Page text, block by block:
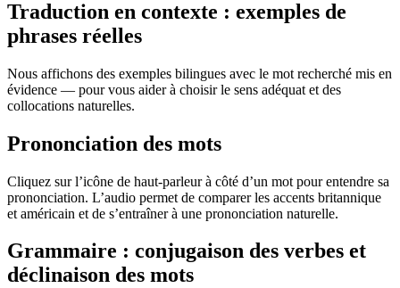
Traduction en contexte : exemples de
phrases réelles
Nous affichons des exemples bilingues avec le mot recherché mis en
évidence — pour vous aider à choisir le sens adéquat et des
collocations naturelles.
Prononciation des mots
Cliquez sur l’icône de haut-parleur à côté d’un mot pour entendre sa
prononciation. L’audio permet de comparer les accents britannique
et américain et de s’entraîner à une prononciation naturelle.
Grammaire : conjugaison des verbes et
déclinaison des mots